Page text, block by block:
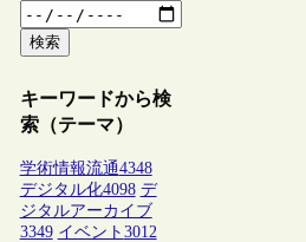
検索
キーワードから検
索（テーマ）
学術情報流通4348
デジタル化4098 デ
ジタルアーカイブ
3349 イベント 3012